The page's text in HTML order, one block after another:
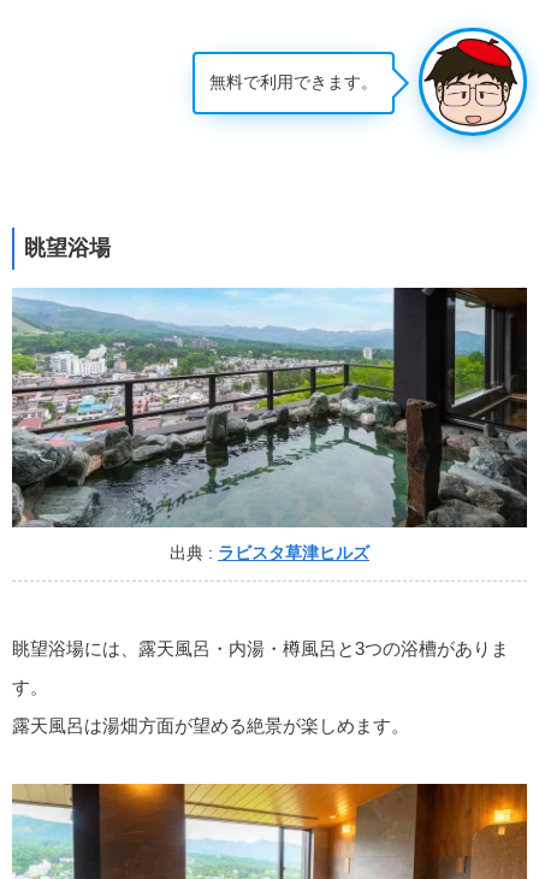
無料で利用できます。
眺望浴場
出典 : ラビスタ草津ヒルズ
眺望浴場には、露天風呂・内湯・樽風呂と3つの浴槽がありま
す。
露天風呂は湯畑方面が望める絶景が楽しめます。